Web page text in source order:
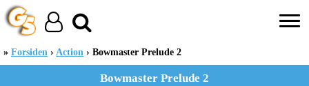
Forsiden Action Bowmaster Prelude 2
Bowmaster Prelude 2